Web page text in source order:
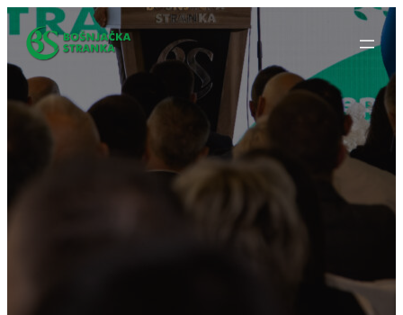
Idi
na
sadržaj